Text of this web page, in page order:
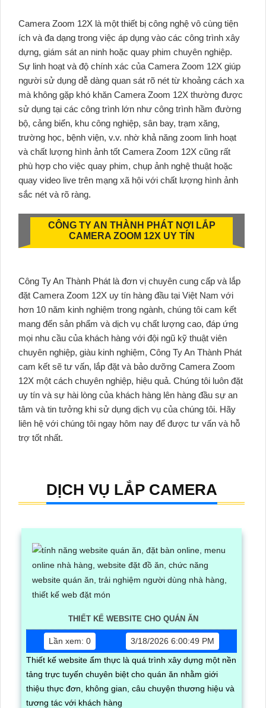
Camera Zoom 12X là một thiết bị công nghệ vô cùng tiện
ích và đa dạng trong việc áp dụng vào các công trình xây
dựng, giám sát an ninh hoặc quay phim chuyên nghiệp.
Sự linh hoạt và độ chính xác của Camera Zoom 12X giúp
người sử dụng dễ dàng quan sát rõ nét từ khoảng cách xa
mà không gặp khó khăn Camera Zoom 12X thường được
sử dụng tại các công trình lớn như công trình hầm đường
bộ, cảng biển, khu công nghiệp, sân bay, trạm xăng,
trường học, bệnh viện, v.v. nhờ khả năng zoom linh hoạt
và chất lượng hình ảnh tốt Camera Zoom 12X cũng rất
phù hợp cho việc quay phim, chụp ảnh nghệ thuật hoặc
quay video live trên mạng xã hội với chất lượng hình ảnh
sắc nét và rõ ràng.
CÔNG TY AN THÀNH PHÁT NƠI LẮP
CAMERA ZOOM 12X UY TÍN
Công Ty An Thành Phát là đơn vị chuyên cung cấp và lắp
đặt Camera Zoom 12X uy tín hàng đầu tại Việt Nam với
hơn 10 năm kinh nghiệm trong ngành, chúng tôi cam kết
mang đến sản phẩm và dịch vụ chất lượng cao, đáp ứng
mọi nhu cầu của khách hàng với đội ngũ kỹ thuật viên
chuyên nghiệp, giàu kinh nghiệm, Công Ty An Thành Phát
cam kết sẽ tư vấn, lắp đặt và bảo dưỡng Camera Zoom
12X một cách chuyên nghiệp, hiệu quả. Chúng tôi luôn đặt
uy tín và sự hài lòng của khách hàng lên hàng đầu sự an
tâm và tin tưởng khi sử dụng dịch vụ của chúng tôi. Hãy
liên hệ với chúng tôi ngay hôm nay để được tư vấn và hỗ
trợ tốt nhất.
DỊCH VỤ LẮP CAMERA
THIẾT KẾ WEBSITE CHO QUÁN ĂN
Lần xem: 0
3/18/2026 6:00:49 PM
Thiết kế website ẩm thực là quá trình xây dựng một nền
tảng trực tuyến chuyên biệt cho quán ăn nhằm giới
thiệu thực đơn, không gian, câu chuyện thương hiệu và
tương tác với khách hàng